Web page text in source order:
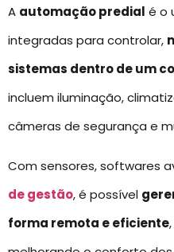
A automação predial é o
integradas para controlar,
sistemas dentro de um
incluem iluminação,
câmeras de segurança e
Com sensores, softwares
de gestão, é possível
forma remota e eficiente